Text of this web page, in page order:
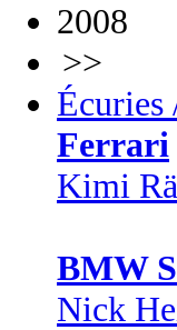
2008
>>
Écuries
Ferrari
Kimi
BMW
Nick